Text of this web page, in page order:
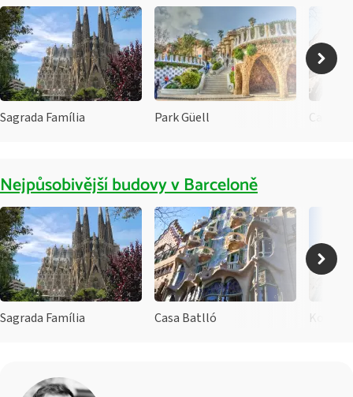
Sagrada Família Park Güell Casa
Nejpůsobivější budovy v Barceloně
Sagrada Família Casa Batlló